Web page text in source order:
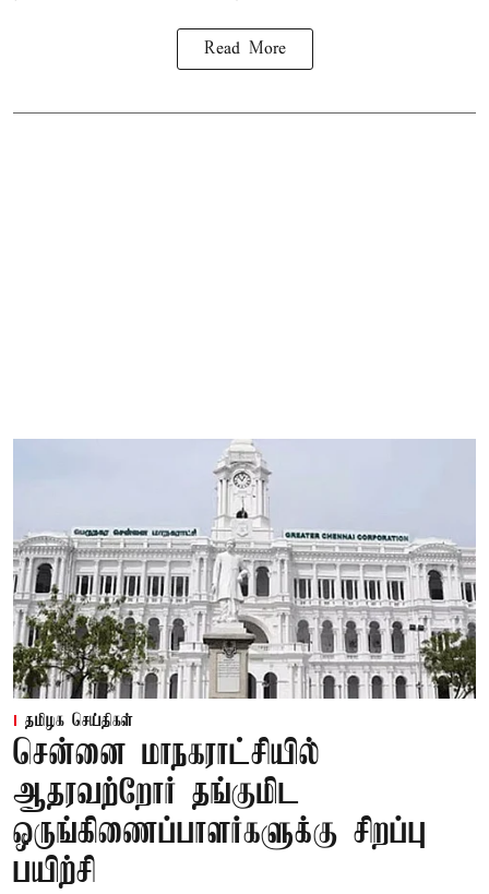
Read More
தமிழக செய்திகள்
சென்னை மாநகராட்சியில்
ஆதரவற்றோர் தங்குமிட
ஒருங்கிணைப்பாளர்களுக்கு சிறப்பு
பயிற்சி